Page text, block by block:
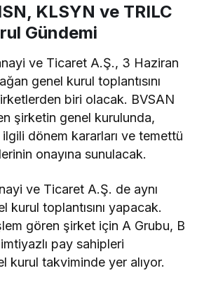
KLSYN ve TRILC
Gündemi
ve Ticaret A.Ş., 3 Haziran
genel kurul toplantısını
biri olacak. BVSAN
şirketin genel kurulunda,
dönem kararları ve temettü
onayına sunulacak.
ve Ticaret A.Ş. de aynı
kurul toplantısını yapacak.
gören şirket için A Grubu, B
pay sahipleri
kurul takviminde yer alıyor.